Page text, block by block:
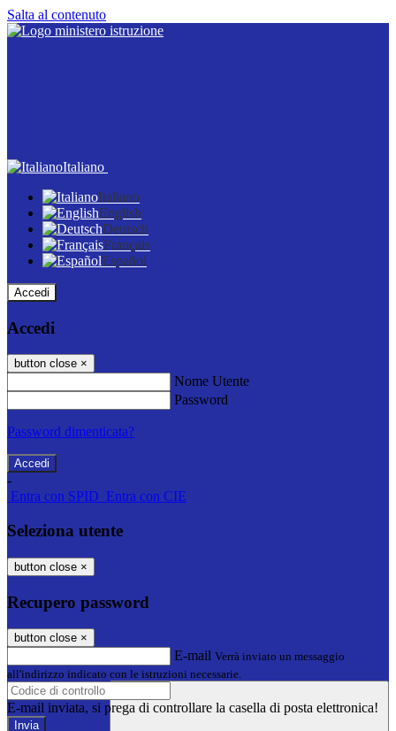
Salta al contenuto
Italiano
Italiano
English
Deutsch
Français
Español
Accedi
Accedi
button close ×
Nome Utente
Password
Password dimenticata?
-
Entra con SPID Entra con CIE
Seleziona utente
button close ×
Recupero password
button close ×
E-mail Verrà inviato un messaggio
all'indirizzo indicato con le istruzioni necessarie.
E-mail inviata, si prega di controllare la casella di posta elettronica!